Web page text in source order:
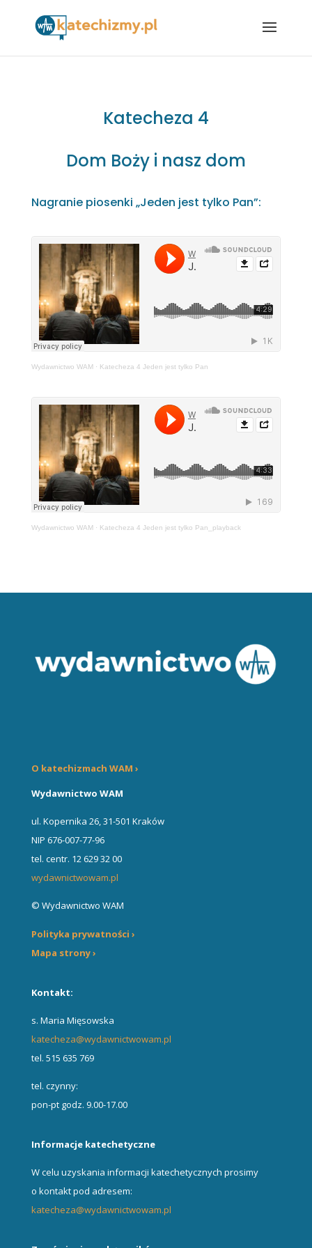
Katecheza 4
Dom Boży i nasz dom
Nagranie piosenki „Jeden jest tylko Pan”:
Wydawnictwo WAM· Katecheza 4 Jeden jest tylko Pan
Wydawnictwo WAM· Katecheza 4 Jeden jest tylko Pan_playback
O katechizmach WAM ›
Wydawnictwo WAM
ul. Kopernika 26, 31-501 Kraków
NIP 676-007-77-96
tel. centr. 12 629 32 00
wydawnictwowam.pl
© Wydawnictwo WAM
Polityka prywatności ›
Mapa strony ›
Kontakt:
s. Maria Mięsowska
katecheza@wydawnictwowam.pl
tel. 515 635 769
tel. czynny:
pon-pt godz. 9.00-17.00
Informacje katechetyczne
W celu uzyskania informacji katechetycznych prosimy
o kontakt pod adresem:
katecheza@wydawnictwowam.pl